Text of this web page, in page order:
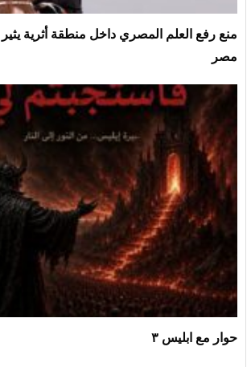
منع رفع العلم المصري داخل منطقة أثرية
مصر
حوار مع ابليس ٣